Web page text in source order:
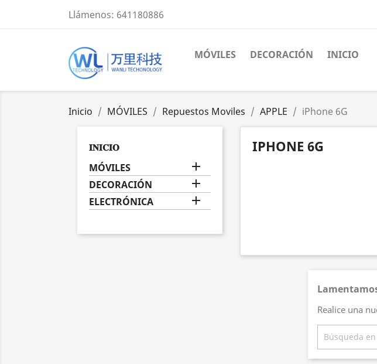
Llámenos: 641180886
MÓVILES DECORACIÓN INICIO
Inicio MÓVILES Repuestos Moviles APPLE iPhone 6G
𝐈𝐍𝐈𝐂𝐈𝐎
MÓVILES 
DECORACIÓN 
ELECTRÓNICA 
IPHONE 6G
Realice una